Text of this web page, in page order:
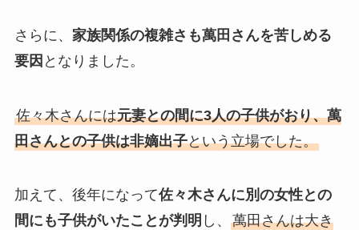
さらに、 家族関係の複雑さも萬田さんを苦しめる
要因 となりました。
佐々木さんには元妻との間に3人の子供がおり、萬
田さんとの子供は非嫡出子という立場でした。
加えて、後年になって佐々木さんに別の女性との
間にも子供がいたことが判明 し、 萬田さんは大き